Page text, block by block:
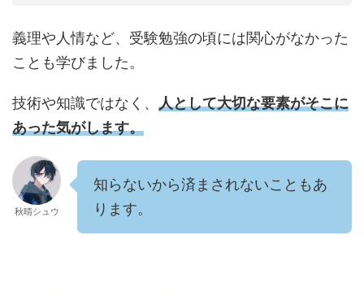
義理や人情など、受験勉強の頃には関心がなかった
ことも学びました。
技術や知識ではなく、 人として大切な要素がそこに
あった気がします。
秋晴シュウ
知らないから済まされないこともあ
ります。